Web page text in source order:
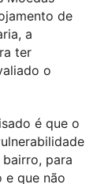
de
a
ter
o
é que o
para
e que não